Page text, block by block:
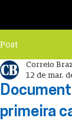
Post
primeira
Correio
12 de mar.